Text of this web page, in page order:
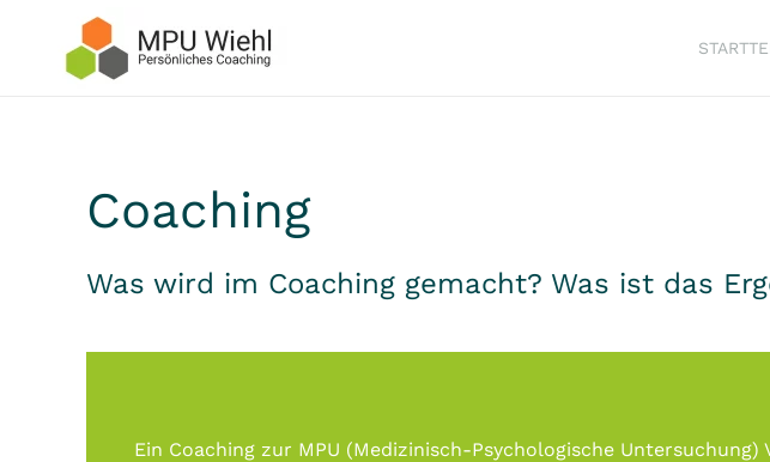
Skip to main content
START
Coaching
Was wird im Coaching gemacht? Was ist das
Ein Coaching zur MPU (Medizinisch-Psychologische